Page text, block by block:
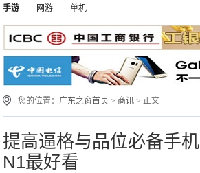
手游
网游 单机
您的位置： 广东之窗首页 > 商讯 > 正文
提高逼格与品位必备手
N1最好看